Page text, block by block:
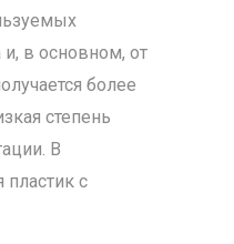
в основном, от
более
степень
В
пластик с